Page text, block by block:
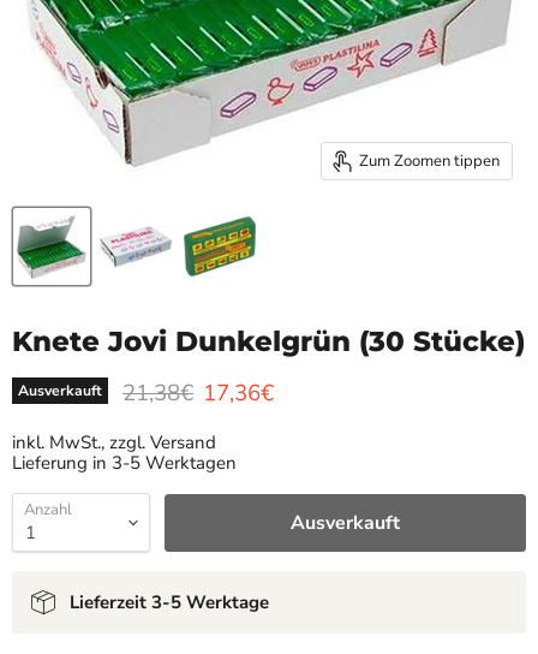
Zum Zoomen tippen
Knete Jovi Dunkelgrün (30 Stücke)
Ausverkauft Ursprünglicher Preis
21,38€ Aktueller Preis
17,36€
inkl. MwSt., zzgl. Versand
Lieferung in 3-5 Werktagen
Anzahl Ausverkauft
Lieferzeit 3-5 Werktage